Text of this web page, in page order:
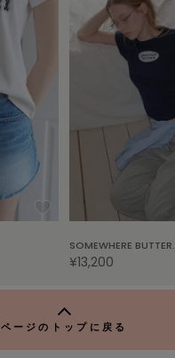
SOMEWHERE BUTTER.
¥13,200
ページのトップに戻る